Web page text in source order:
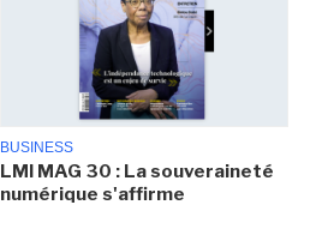
BUSINESS
LMI MAG 30 : La souveraineté
numérique s'affirme